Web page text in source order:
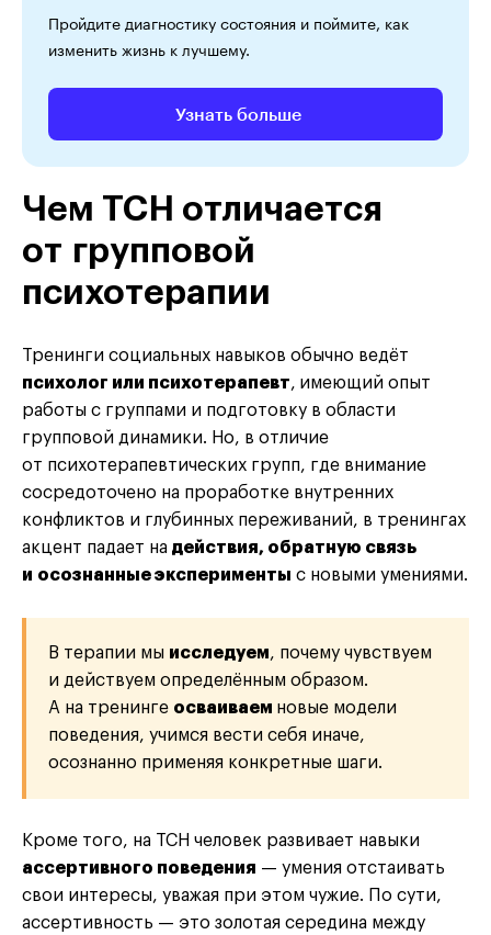
Пройдите диагностику состояния и поймите, как
изменить жизнь к лучшему.
Узнать больше
Чем ТСН отличается
от групповой
психотерапии
Тренинги социальных навыков обычно ведёт
психолог или психотерапевт, имеющий опыт
работы с группами и подготовку в области
групповой динамики. Но, в отличие
от психотерапевтических групп, где внимание
сосредоточено на проработке внутренних
конфликтов и глубинных переживаний, в тренингах
акцент падает на действия, обратную связь
и осознанные эксперименты с новыми умениями.
В терапии мы исследуем, почему чувствуем
и действуем определённым образом.
А на тренинге осваиваем новые модели
поведения, учимся вести себя иначе,
осознанно применяя конкретные шаги.
Кроме того, на ТСН человек развивает навыки
ассертивного поведения — умения отстаивать
свои интересы, уважая при этом чужие. По сути,
ассертивность — это золотая середина между